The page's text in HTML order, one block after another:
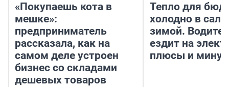
«Покупаешь кота в
мешке»:
предприниматель
рассказала, как на
самом деле устроен
бизнес со складами
дешевых товаров
Тепло для
холодно в
зимой.
ездит на
плюсы и